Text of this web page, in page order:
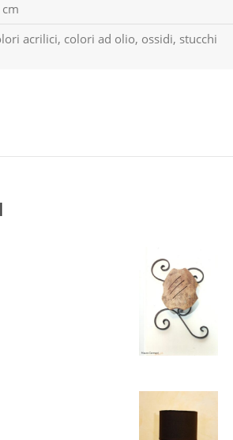
acrilici, colori ad olio, ossidi, stucchi